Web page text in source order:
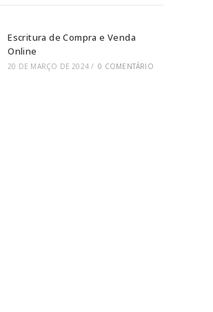
Escritura de Compra e Venda
Online
20 DE MARÇO DE 2024 / 0 COMENTÁRIO